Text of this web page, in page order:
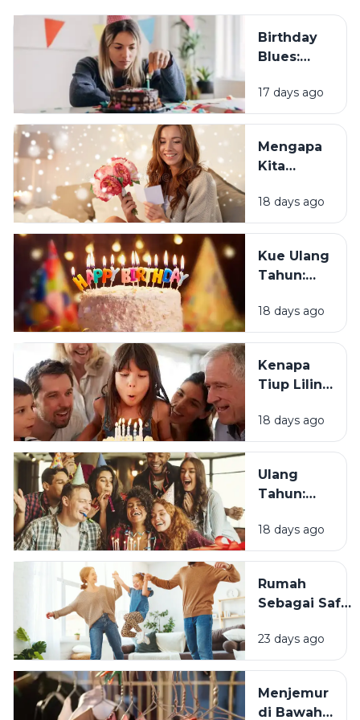
Birthday
Blues:
Sebagian
Orang
Merasa
Sedih Saat
Tahun?
17 days ago
Mengapa
Kita
Mendapat
Ucapan
Tahun?
18 days ago
Kue Ulang
Tahun:
Tradisi Ini
Berawal?
18 days ago
Kenapa
Tiup Lilin
Tradisi
Saat Ulang
18 days ago
Ulang
Tahun:
Momen
Bertambah
Terasa
Istimewa?
18 days ago
Rumah
Sebagai Safe
Mengapa
Lingkungan
Tinggal yang
23 days ago
Menjemur
di Bawah